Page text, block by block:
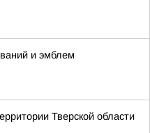
и эмблем
Тверской области